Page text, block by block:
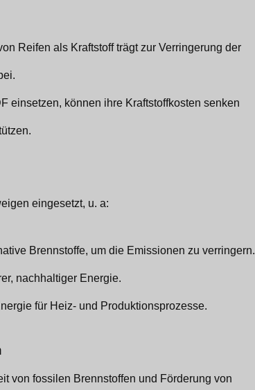
Reifen als Kraftstoff trägt zur Verringerung der
einsetzen, können ihre Kraftstoffkosten senken
eingesetzt, u. a:
Brennstoffe, um die Emissionen zu verringern.
nachhaltiger Energie.
für Heiz- und Produktionsprozesse.
von fossilen Brennstoffen und Förderung von